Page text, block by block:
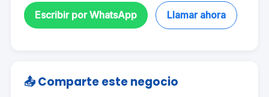
Escribir por WhatsApp Llamar ahora
📤 Comparte este negocio